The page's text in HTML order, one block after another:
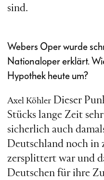
sind.
Webers Oper wurde
Nationaloper erklärt.
Hypothek heute um?
Axel Köhler Dieser
Stücks lange Zeit
sicherlich auch
Deutschland noch in
zersplittert war und
Deutschen für ihre